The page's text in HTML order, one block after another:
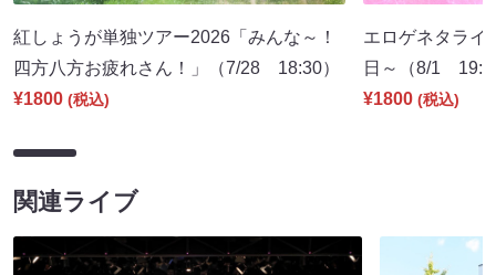
紅しょうが単独ツアー2026「みんな～！
四方八方お疲れさん！」（7/28 18:30）
¥1800 (税込)
エロゲネタライ
日～（8/1
¥1800 (税込)
関連ライブ